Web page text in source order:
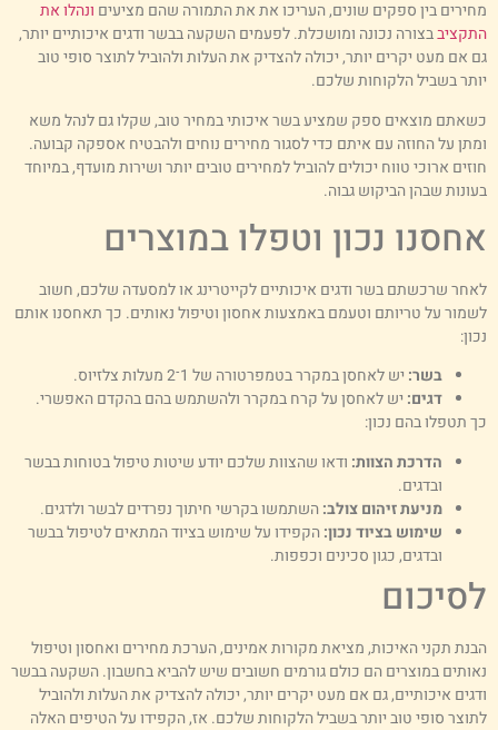
בין ספקים שונים, העריכו את את התמורה שהם מציעיםונהלו את
בצורה נכונה ומושכלת. לפעמים השקעה בבשר ודגים איכותיים יותר,
אם מעט יקרים יותר, יכולה להצדיק את העלות ולהוביל לתוצר סופי טוב
בשביל הלקוחות שלכם.
מוצאים ספק שמציע בשר איכותי במחיר טוב, שקלו גם לנהל משא
על החוזה עם איתם כדי לסגור מחירים נוחים ולהבטיח אספקה קבועה.
ארוכי טווח יכולים להוביל למחירים טובים יותר ושירות מועדף, במיוחד
שבהן הביקוש גבוה.
נכון וטפלו במוצרים
שרכשתם בשר ודגים איכותיים לקייטרינג או למסעדה שלכם, חשוב
על טריותם וטעמם באמצעות אחסון וטיפול נאותים. כך תאחסנו אותם
בשר:יש לאחסן במקרר בטמפרטורה של 1־2 מעלות צלזיוס.
דגים:יש לאחסן על קרח במקרר ולהשתמש בהם בהקדם האפשרי.
תטפלו בהם נכון:
הדרכת הצוות:ודאו שהצוות שלכם יודע שיטות טיפול בטוחות בבשר
ובדגים.
מניעת זיהום צולב:השתמשו בקרשי חיתוך נפרדים לבשר ולדגים.
שימוש בציוד נכון:הקפידו על שימוש בציוד המתאים לטיפול בבשר
ובדגים, כגון סכינים וכפפות.
תקני האיכות, מציאת מקורות אמינים, הערכת מחירים ואחסון וטיפול
במוצרים הם כולם גורמים חשובים שיש להביא בחשבון. השקעה בבשר
איכותיים, גם אם מעט יקרים יותר, יכולה להצדיק את העלות ולהוביל
סופי טוב יותר בשביל הלקוחות שלכם. אז, הקפידו על הטיפים האלה